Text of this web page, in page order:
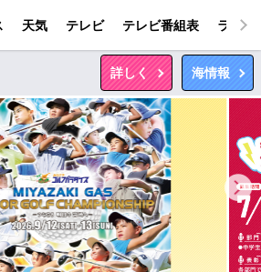
天気 テレビ テレビ番組表 ラジオ
詳しく 海情報